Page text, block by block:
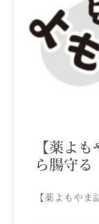
【薬よ
ら腸守る
【薬よもや